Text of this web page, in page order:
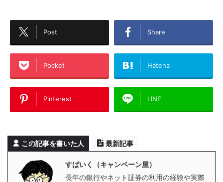
Post Share
Pocket Hatena
Pinterest LINE
この記事を書いた人 最新記事
すぱいく（キャンペーン屋）
長年の銀行やネット証券の利用の経験や実際